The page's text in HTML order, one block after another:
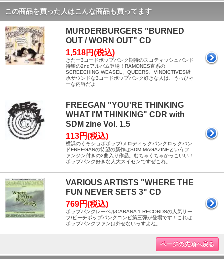
この商品を買った人はこんな商品も買ってます
MURDERBURGERS "BURNED
OUT / WORN OUT" CD
1,518円(税込)
きたー3コードポップパンク期待のスコティッシュバンド
待望の2ndアルバム登場！RAMONES直系の
SCREECHING WEASEL、QUEERS、VINDICTIVES継
承サウンドな3コードポップパンク好きな人は、うっひゃ
ーな内容だよ
FREEGAN "YOU'RE THINKING
WHAT I'M THINKING" CDR with
SDM zine Vol. 1.5
113円(税込)
横浜のくそショボポップ/メロディックパンクロックバン
ドFREEGANの待望の新作はSDM MAGAZINEというフ
ァンジン付きの2曲入り作品。むちゃくちゃかっこいい！
ポップパンク好きな人大スイセンですぜこれ。
VARIOUS ARTISTS "WHERE THE
FUN NEVER SETS 3" CD
769円(税込)
ポップパンクレーベルCABANA 1 RECORDSの人気サー
フ/ビーチポップパンクコンピ第三弾が登場です！これは
ポップパンクファンは外せないっすよね。
ページの先頭へ戻る